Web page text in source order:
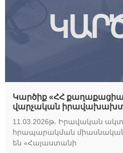
Կարծիք «ՀՀ
վարչական
օրենքների նախագծերի
11.03.2026թ․ Իրավական
հրապարակման միասնական
են «Հայաստանի